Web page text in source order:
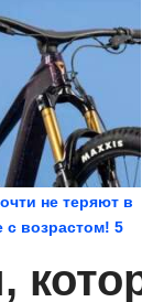
не теряют в
с возрастом! 5